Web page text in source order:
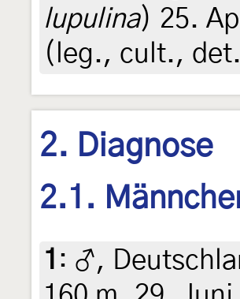
lupulina) 25.
(leg., cult.,
2. Diagnose
2.1.
1 : ♂,